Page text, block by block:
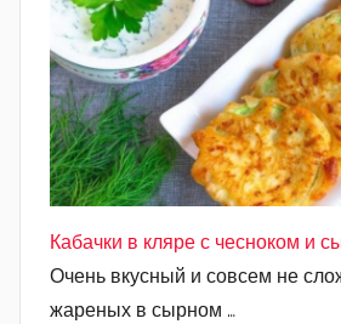
Кабачки в кляре с чесноком и
Очень вкусный и совсем не
жареных в сырном …